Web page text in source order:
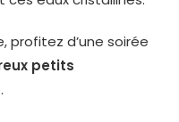
profitez d’une soirée
petits